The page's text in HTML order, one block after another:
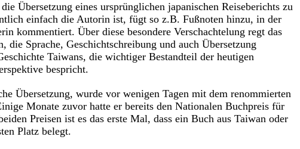
Übersetzung eines ursprünglichen japanischen Reiseberichts zu
einfach die Autorin ist, fügt so z.B. Fußnoten hinzu, in der
kommentiert. Über diese besondere Verschachtelung regt das
die Sprache, Geschichtschreibung und auch Übersetzung
Taiwans, die wichtiger Bestandteil der heutigen
bespricht.
Übersetzung, wurde vor wenigen Tagen mit dem renommierten
Monate zuvor hatte er bereits den Nationalen Buchpreis für
Preisen ist es das erste Mal, dass ein Buch aus Taiwan oder
Platz belegt.